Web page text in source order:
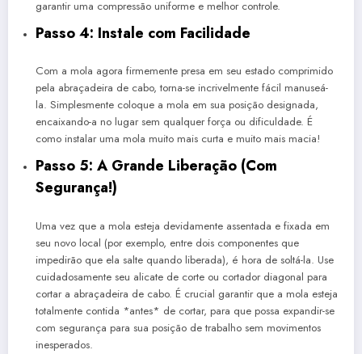
garantir uma compressão uniforme e melhor controle.
Passo 4: Instale com Facilidade
Com a mola agora firmemente presa em seu estado comprimido
pela abraçadeira de cabo, torna-se incrivelmente fácil manuseá-
la. Simplesmente coloque a mola em sua posição designada,
encaixando-a no lugar sem qualquer força ou dificuldade. É
como instalar uma mola muito mais curta e muito mais macia!
Passo 5: A Grande Liberação (Com
Segurança!)
Uma vez que a mola esteja devidamente assentada e fixada em
seu novo local (por exemplo, entre dois componentes que
impedirão que ela salte quando liberada), é hora de soltá-la. Use
cuidadosamente seu alicate de corte ou cortador diagonal para
cortar a abraçadeira de cabo. É crucial garantir que a mola esteja
totalmente contida *antes* de cortar, para que possa expandir-se
com segurança para sua posição de trabalho sem movimentos
inesperados.